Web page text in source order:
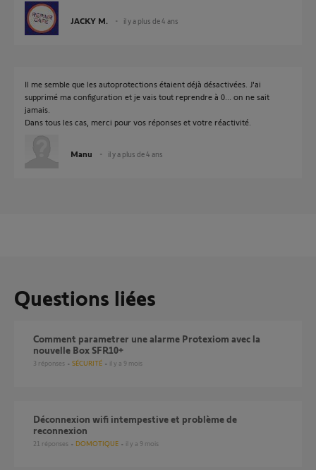
JACKY M. il y a plus de 4 ans
Il me semble que les autoprotections étaient déjà désactivées. J'ai
supprimé ma configuration et je vais tout reprendre à 0... on ne sait
jamais.
Dans tous les cas, merci pour vos réponses et votre réactivité.
Manu il y a plus de 4 ans
Questions liées
Comment parametrer une alarme Protexiom avec la
nouvelle Box SFR10+
3 réponses SÉCURITÉ il y a 9 mois
déconnexion wifi intempestive et problème de
reconnexion
21 réponses DOMOTIQUE il y a 9 mois